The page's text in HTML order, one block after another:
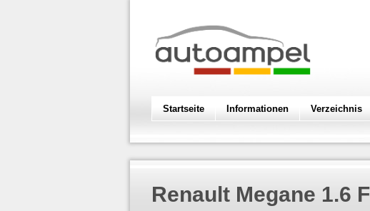
Startseite Informationen Verzeichnis
Renault Megane 1.6